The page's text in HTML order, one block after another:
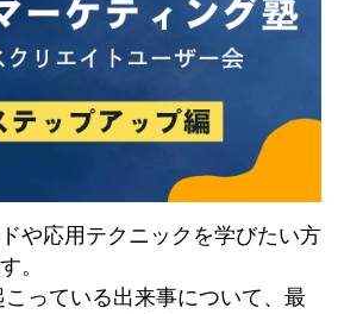
や応用テクニックを学びたい方
。
っている出来事について、最